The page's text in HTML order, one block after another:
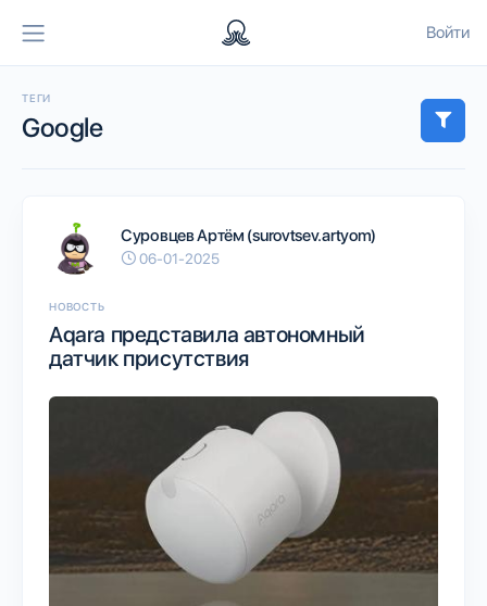
Войти
ТЕГИ
Google
Суровцев Артём (surovtsev.artyom)
06-01-2025
НОВОСТЬ
Aqara представила автономный
датчик присутствия